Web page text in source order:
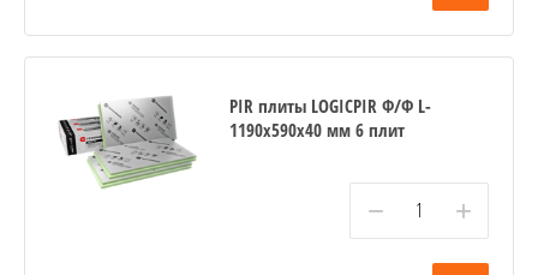
PIR плиты LOGICPIR Ф/Ф L-
1190х590х40 мм 6 плит
− +